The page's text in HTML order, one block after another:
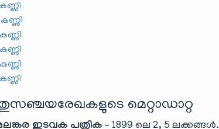
കണ്ണി
കണ്ണി
കണ്ണി
കണ്ണി
കണ്ണി
കണ്ണി
മെറ്റാഡാറ്റ
ഇടവക പത്രിക – 1899 ലെ 2, 5 ലക്കങ്ങൾ.